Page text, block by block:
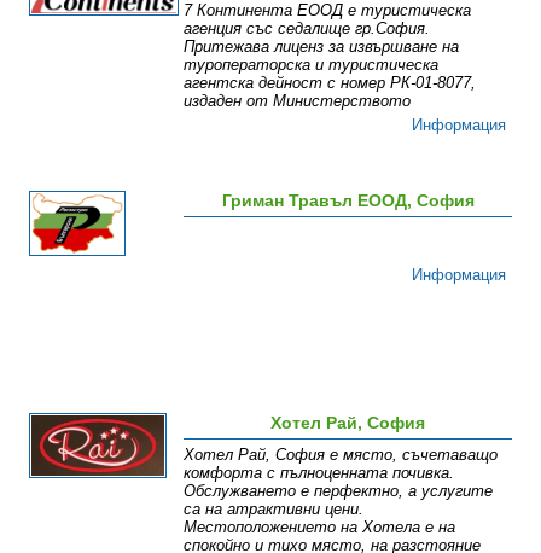
7 Континента ЕООД е туристическа
агенция със седалище гр.София.
Притежава лиценз за извършване на
туроператорска и туристическа
агентска дейност с номер РК-01-8077,
издаден от Министерството
Информация
Гриман Травъл ЕООД, София
Информация
Хотел Рай, София
Хотел Рай, София е място, съчетаващо
комфорта с пълноценната почивка.
Обслужването е перфектно, а услугите
са на атрактивни цени.
Местоположението на Хотела е на
спокойно и тихо място, на разстояние